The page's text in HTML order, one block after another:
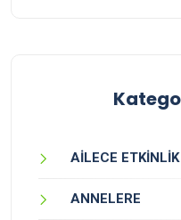
AİLECE ETKİNLİK
ANNELERE